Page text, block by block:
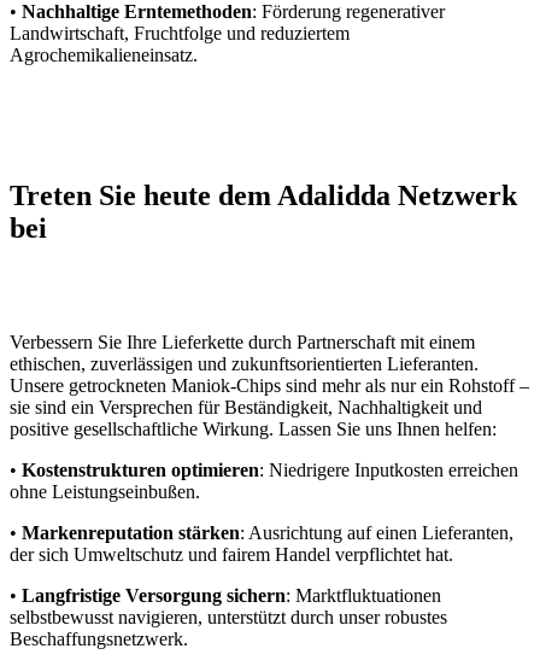
• Nachhaltige Erntemethoden: Förderung regenerativer
Landwirtschaft, Fruchtfolge und reduziertem
Agrochemikalieneinsatz.
Treten Sie heute dem Adalidda Netzwerk
bei
Verbessern Sie Ihre Lieferkette durch Partnerschaft mit einem
ethischen, zuverlässigen und zukunftsorientierten Lieferanten.
Unsere getrockneten Maniok-Chips sind mehr als nur ein Rohstoff –
sie sind ein Versprechen für Beständigkeit, Nachhaltigkeit und
positive gesellschaftliche Wirkung. Lassen Sie uns Ihnen helfen:
• Kostenstrukturen optimieren: Niedrigere Inputkosten erreichen
ohne Leistungseinbußen.
• Markenreputation stärken: Ausrichtung auf einen Lieferanten,
der sich Umweltschutz und fairem Handel verpflichtet hat.
• Langfristige Versorgung sichern: Marktfluktuationen
selbstbewusst navigieren, unterstützt durch unser robustes
Beschaffungsnetzwerk.